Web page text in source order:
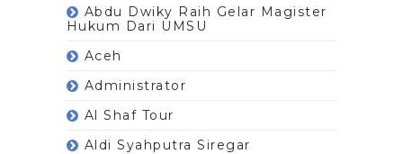
Abdu Dwiky Raih Gelar Magister
Hukum Dari UMSU
Aceh
Administrator
Al Shaf Tour
Aldi Syahputra Siregar